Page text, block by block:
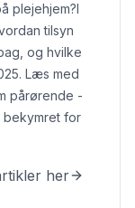
plejehjem?I
tilsyn
og hvilke
Læs med
pårørende -
bekymret for
her